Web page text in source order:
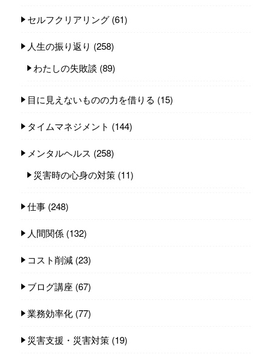
セルフクリアリング (61)
人生の振り返り (258)
わたしの失敗談 (89)
目に見えないものの力を借りる (15)
タイムマネジメント (144)
メンタルヘルス (258)
災害時の心身の対策 (11)
仕事 (248)
人間関係 (132)
コスト削減 (23)
ブログ講座 (67)
業務効率化 (77)
災害支援・災害対策 (19)